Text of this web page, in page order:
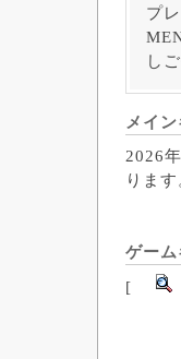
プ
し
メイ
2026
ります
ゲー
[